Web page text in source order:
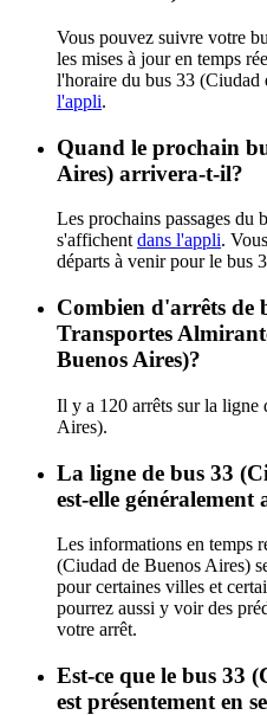
Vous pouvez suivre votre
les mises à jour en temps
l'horaire du bus 33 (Ciudad
l'appli.
Quand le prochain
Aires) arrivera-t-il?
Les prochains passages du
s'affichent dans l'appli.
départs à venir pour le bus
Combien d'arrêts de
Transportes
Buenos Aires)?
Il y a 120 arrêts sur la ligne
Aires).
La ligne de bus 33
est-elle généralement
Les informations en temps
(Ciudad de Buenos Aires)
pour certaines villes et
pourrez aussi y voir des
votre arrêt.
Est-ce que le bus 33
est présentement en